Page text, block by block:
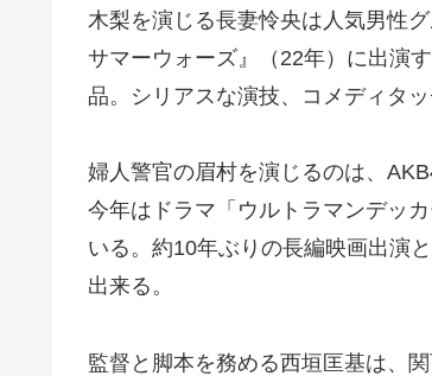
木梨を演じる長妻怜央は人気男性
サマーウォーズ』（22年）に出演
品。シリアスな演技、コメディタ
婦人警官の眉村を演じるのは、
今年はドラマ「ウルトラマンデッ
いる。約10年ぶりの長編映画出演
出来る。
監督と脚本を務める西垣匡基は、